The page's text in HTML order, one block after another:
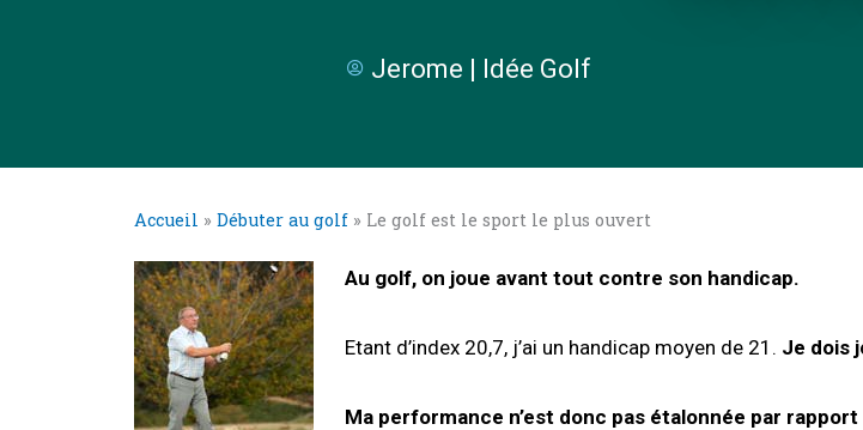
Jerome | Idée Golf
Accueil » Débuter au golf » Le golf est le sport le plus ouvert
Au golf, on joue avant tout contre son handicap.
Etant d’index 20,7, j’ai un handicap moyen de 21. Je dois
Ma performance n’est donc pas étalonnée par